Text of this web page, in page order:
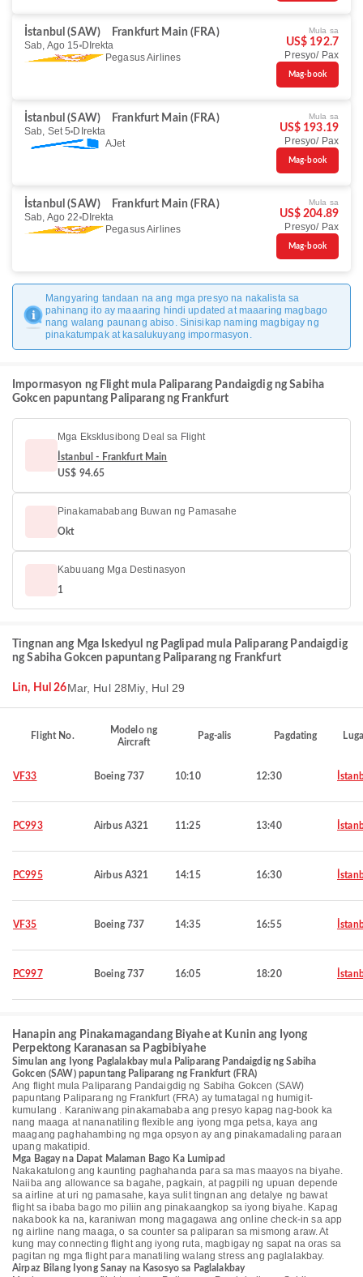
İstanbul (SAW)
Frankfurt Main (FRA)
Sab, Ago 15 DIrekta
Pegasus Airlines
Mula sa
US$ 192.7
Presyo/ Pax
Mag-book
İstanbul (SAW)
Frankfurt Main (FRA)
Sab, Set 5 DIrekta
AJet
Mula sa
US$ 193.19
Presyo/ Pax
Mag-book
İstanbul (SAW)
Frankfurt Main (FRA)
Sab, Ago 22 DIrekta
Pegasus Airlines
Mula sa
US$ 204.89
Presyo/ Pax
Mag-book
Mangyaring tandaan na ang mga presyo na nakalista sa
pahinang ito ay maaaring hindi updated at maaaring magbago
nang walang paunang abiso. Sinisikap naming magbigay ng
pinakatumpak at kasalukuyang impormasyon.
Impormasyon ng Flight mula Paliparang Pandaigdig ng Sabiha
Gokcen papuntang Paliparang ng Frankfurt
Mga Eksklusibong Deal sa Flight
İstanbul - Frankfurt Main
US$ 94.65
Pinakamababang Buwan ng Pamasahe
Okt
Kabuuang Mga Destinasyon
1
Tingnan ang Mga Iskedyul ng Paglipad mula Paliparang Pandaigdig
ng Sabiha Gokcen papuntang Paliparang ng Frankfurt
Lin, Hul 26Mar, Hul 28Miy, Hul 29
Flight No.
Modelo ng
Aircraft
Pag-alis Pagdating
VF33 Boeing 737 10:10 12:30
PC993 Airbus A321 11:25 13:40
PC995 Airbus A321 14:15 16:30
VF35 Boeing 737 14:35 16:55
PC997 Boeing 737 16:05 18:20
Hanapin ang Pinakamagandang Biyahe at Kunin ang Iyong
Perpektong Karanasan sa Pagbibiyahe
Simulan ang Iyong Paglalakbay mula Paliparang Pandaigdig ng Sabiha
Gokcen (SAW) papuntang Paliparang ng Frankfurt (FRA)
Ang flight mula Paliparang Pandaigdig ng Sabiha Gokcen (SAW)
papuntang Paliparang ng Frankfurt (FRA) ay tumatagal ng humigit-
kumulang . Karaniwang pinakamababa ang presyo kapag nag-book ka
nang maaga at nananatiling flexible ang iyong mga petsa, kaya ang
maagang paghahambing ng mga opsyon ay ang pinakamadaling paraan
upang makatipid.
Mga Bagay na Dapat Malaman Bago Ka Lumipad
Nakakatulong ang kaunting paghahanda para sa mas maayos na biyahe.
Naiiba ang allowance sa bagahe, pagkain, at pagpili ng upuan depende
sa airline at uri ng pamasahe, kaya sulit tingnan ang detalye ng bawat
flight sa ibaba bago mo piliin ang pinakaangkop sa iyong biyahe. Kapag
nakabook ka na, karaniwan mong magagawa ang online check-in sa app
ng airline nang maaga, o sa counter sa paliparan sa mismong araw. At
kung may connecting flight ang iyong ruta, magbigay ng sapat na oras sa
pagitan ng mga flight para manatiling walang stress ang paglalakbay.
Airpaz Bilang Iyong Sanay na Kasosyo sa Paglalakbay